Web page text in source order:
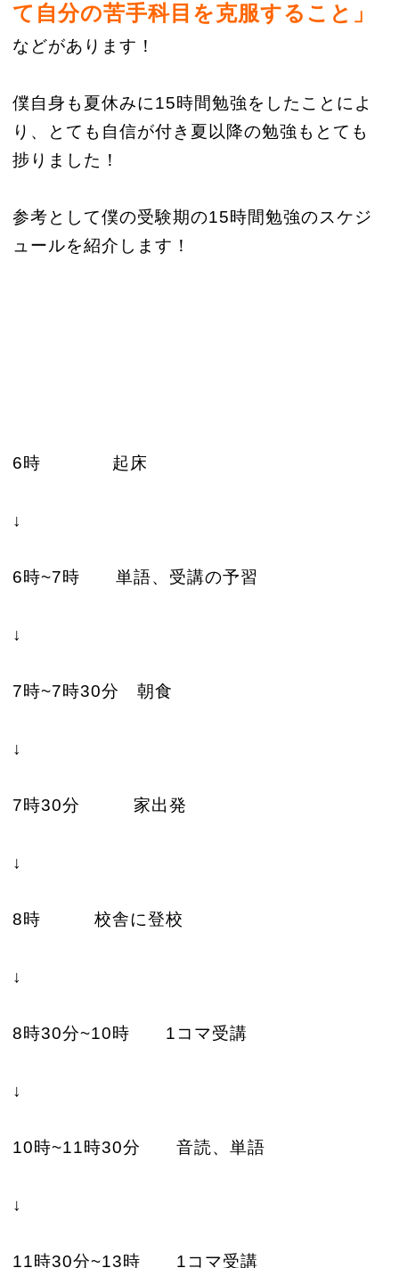
て自分の苦手科目を克服すること」
などがあります！
僕自身も夏休みに15時間勉強をしたことによ
り、とても自信が付き夏以降の勉強もとても
捗りました！
参考として僕の受験期の15時間勉強のスケジ
ュールを紹介します！
6時 起床
↓
6時~7時 単語、受講の予習
↓
7時~7時30分 朝食
↓
7時30分 家出発
↓
8時 校舎に登校
↓
8時30分~10時 1コマ受講
↓
10時~11時30分 音読、単語
↓
11時30分~13時 1コマ受講